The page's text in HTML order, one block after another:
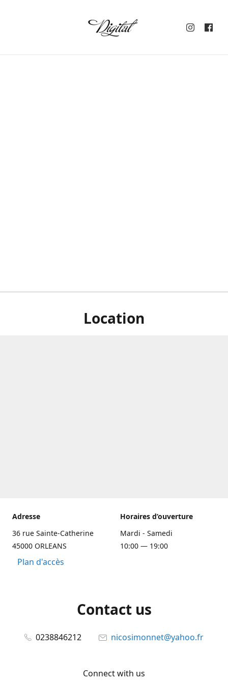
Location
Adresse
36 rue Sainte-Catherine
45000 ORLEANS
Plan d'accès
Horaires d’ouverture
Mardi - Samedi
10:00 — 19:00
Contact us
0238846212 nicosimonnet@yahoo.fr
Connect with us